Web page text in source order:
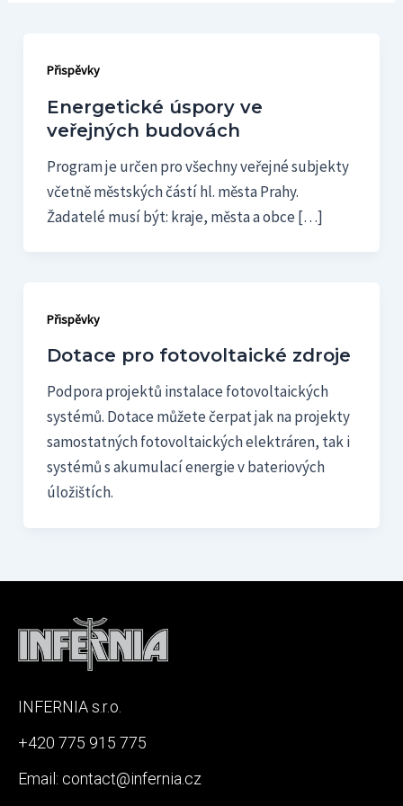
Přispěvky
Energetické úspory ve
veřejných budovách
Program je určen pro všechny veřejné subjekty
včetně městských částí hl. města Prahy.
Žadatelé musí být: kraje, města a obce […]
Přispěvky
Dotace pro fotovoltaické zdroje
Podpora projektů instalace fotovoltaických
systémů. Dotace můžete čerpat jak na projekty
samostatných fotovoltaických elektráren, tak i
systémů s akumulací energie v bateriových
úložištích.
INFERNIA s.r.o.
+420 775 915 775
Email: contact@infernia.cz